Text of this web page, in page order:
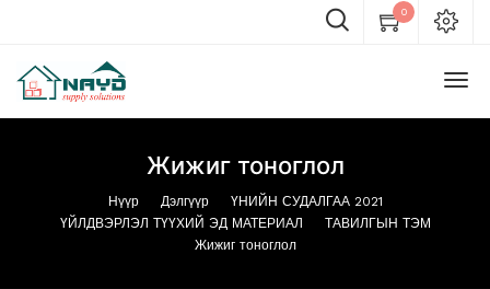
0
Жижиг тоноглол
Нүүр Дэлгүүр
ҮНИЙН СУДАЛГАА 2021
ҮЙЛДВЭРЛЭЛ ТҮҮХИЙ ЭД МАТЕРИАЛ
ТАВИЛГЫН ТЭМ
Жижиг тоноглол